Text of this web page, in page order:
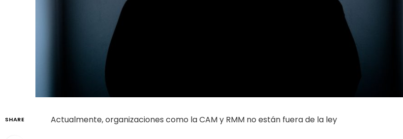
SHARE Actualmente, organizaciones como la CAM y RMM no están fuera de la ley